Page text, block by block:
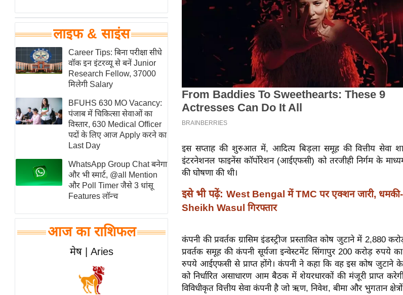
घरेलू नुस्खे
पर्यटन स्थल
फिटनेस मंत्रा
रिलेशनशिप
राजनीति
विश्लेषण
समसामयिक
मातृभूमि
एम.
आर.
आई.
समीक्षा
धर्म
ज्योतिष
लाइफ & साइंस
Career Tips: बिना परीक्षा सीधे
वॉक इन इंटरव्यू से बनें Junior
Research Fellow, 37000
मिलेगी Salary
BFUHS 630 MO Vacancy:
पंजाब में चिकित्सा सेवाओं का
विस्तार, 630 Medical Officer
पदों के लिए आज Apply करने का
Last Day
WhatsApp Group Chat बनेगा
और भी स्मार्ट, @all Mention
और Poll Timer जैसे 3 धांसू
Features लॉन्च
आज का राशिफल
मेष | Aries
इस सप्ताह की शुरुआत में, आदित्य बिड़ला समूह की वित्तीय सेवा
इंटरनेशनल फाइनेंस कॉर्पोरेशन (आईएफसी) को तरजीही निर्गम के
की घोषणा की थी।
इसे भी पढ़ें: West Bengal में TMC पर एक्शन जारी, धमकी-
Sheikh Wasul गिरफ्तार
कंपनी की प्रवर्तक ग्रासिम इंडस्ट्रीज प्रस्तावित कोष जुटाने में 2,880
प्रवर्तक समूह की कंपनी सूर्यजा इन्वेस्टमेंट सिंगापुर 200 करोड़ रुपये
रुपये आईएफसी से प्राप्त होंगे। कंपनी ने कहा कि वह इस कोष जुटाने
को निर्धारित असाधारण आम बैठक में शेयरधारकों की मंजूरी प्राप्त
विविधीकृत वित्तीय सेवा कंपनी है जो ऋण, निवेश, बीमा और भुगतान